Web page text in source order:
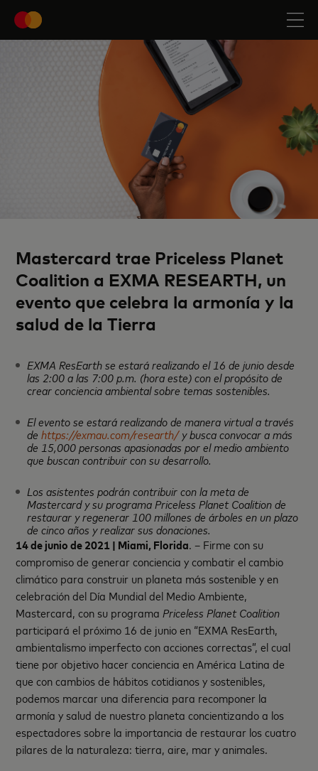
Mastercard trae Priceless Planet
Coalition a EXMA RESEARTH, un
evento que celebra la armonía y la
salud de la Tierra
EXMA ResEarth se estará realizando el 16 de junio desde
las 2:00 a las 7:00 p.m. (hora este) con el propósito de
crear conciencia ambiental sobre temas sostenibles.
El evento se estará realizando de manera virtual a través
dehttps://exmau.com/researth/ y busca convocar a más
de 15,000 personas apasionadas por el medio ambiento
que buscan contribuir con su desarrollo.
Los asistentes podrán contribuir con la meta de
Mastercard y su programa Priceless Planet Coalition de
restaurar y regenerar 100 millones de árboles en un plazo
de cinco años y realizar sus donaciones.
14de junio de 2021 | Miami, Florida. – Firme con su
compromiso de generar conciencia y combatir el cambio
climático para construir un planeta más sostenible y en
celebración del Día Mundial del Medio Ambiente,
Mastercard, con su programa Priceless Planet Coalition
participará el próximo 16 de junio en “EXMA ResEarth,
ambientalismo imperfecto con acciones correctas”, el cual
tiene por objetivo hacer conciencia en América Latina de
que con cambios de hábitos cotidianos y sostenibles,
podemos marcar una diferencia para recomponer la
armonía y salud de nuestro planeta concientizando a los
espectadores sobre la importancia de restaurar los cuatro
pilares de la naturaleza: tierra, aire, mar y animales.